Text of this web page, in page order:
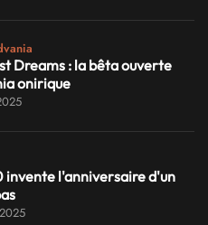
Dreams : la bêta ouverte
onirique
invente l'anniversaire d'un